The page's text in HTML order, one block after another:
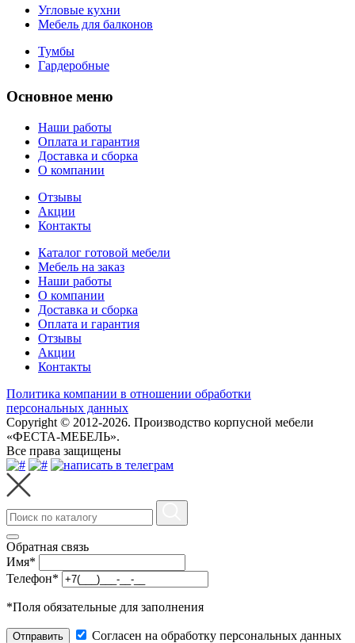
Угловые кухни
Мебель для балконов
Тумбы
Гардеробные
Основное меню
Наши работы
Оплата и гарантия
Доставка и сборка
О компании
Отзывы
Акции
Контакты
Каталог готовой мебели
Мебель на заказ
Наши работы
О компании
Доставка и сборка
Оплата и гарантия
Отзывы
Акции
Контакты
Политика компании в отношении обработки
персональных данных
Copyright © 2012-2026. Производство корпусной мебели
«ФЕСТА-МЕБЕЛЬ».
Все права защищены
Обратная связь
Имя*
Телефон*
*Поля обязательные для заполнения
Отправить
Согласен на обработку персональных данных